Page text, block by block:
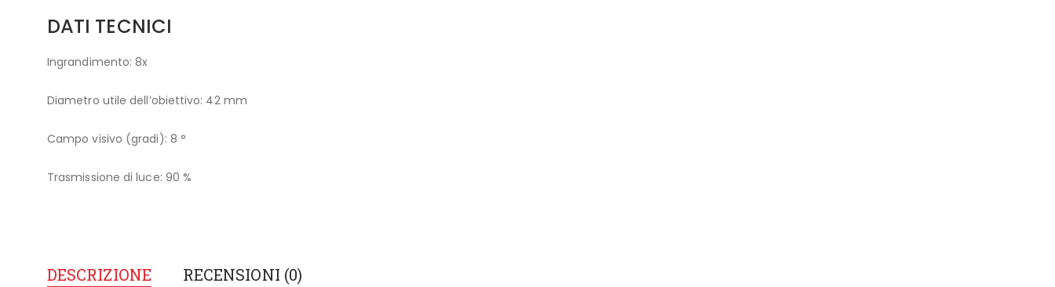
DATI TECNICI
Ingrandimento: 8x
Diametro utile dell’obiettivo: 42 mm
Campo visivo (gradi): 8 °
Trasmissione di luce: 90 %
DESCRIZIONE RECENSIONI (0)